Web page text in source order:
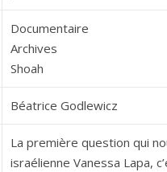
Documentaire
Archives
Shoah
Béatrice Godlewicz
La première question qui
israélienne Vanessa Lapa,